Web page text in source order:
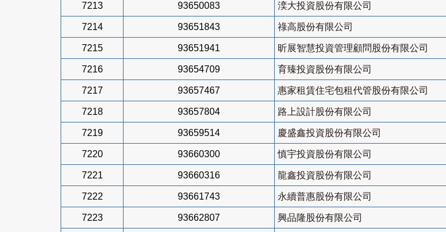
7213 93650083 湙大投資股份有限公司
7214 93651843 祿高股份有限公司
7215 93651941 昕展智慧投資管理顧問股份有限公司
7216 93654709 育臻投資股份有限公司
7217 93657467 惠家租賃住宅包租代管股份有限公司
7218 93657804 路上設計股份有限公司
7219 93659514 慶盛鑫投資股份有限公司
7220 93660300 慎宇投資股份有限公司
7221 93660316 龍鑫投資股份有限公司
7222 93661743 永續普惠股份有限公司
7223 93662807 興品隆股份有限公司